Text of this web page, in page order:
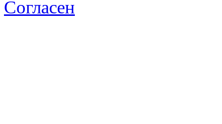
Согласен